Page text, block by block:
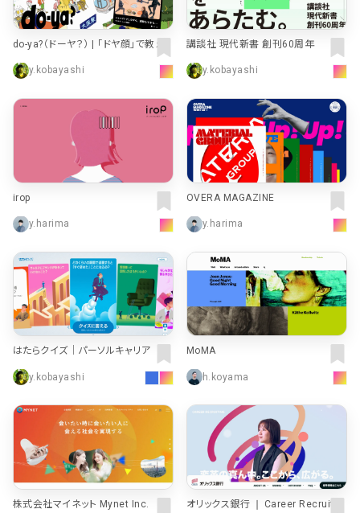
do-ya?（ドーヤ？） | 「ドヤ顔」で教えた
y.kobayashi
講談社 現代新書 創刊60周年
y.kobayashi
irop
y.harima
OVERA MAGAZINE
y.harima
はたらクイズ｜パーソルキャリア
y.kobayashi
MoMA
h.koyama
株式会社マイネット Mynet Inc.
オリックス銀行 ❘ Career Recruitin